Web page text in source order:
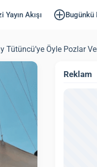
Yayın Akışı Bugünkü
Tütüncü’ye Öyle Pozlar
Reklam